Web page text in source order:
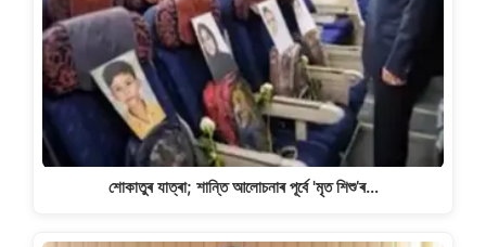
শোকাতুৰ যাত্ৰা; শান্তি আলোচনাৰ পূৰ্বে 'মৃত শিশু’ৰ…